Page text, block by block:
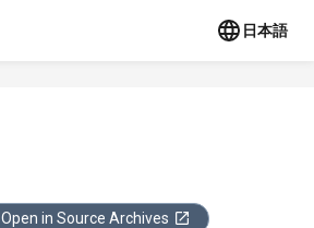
日本語
Open in Source Archives